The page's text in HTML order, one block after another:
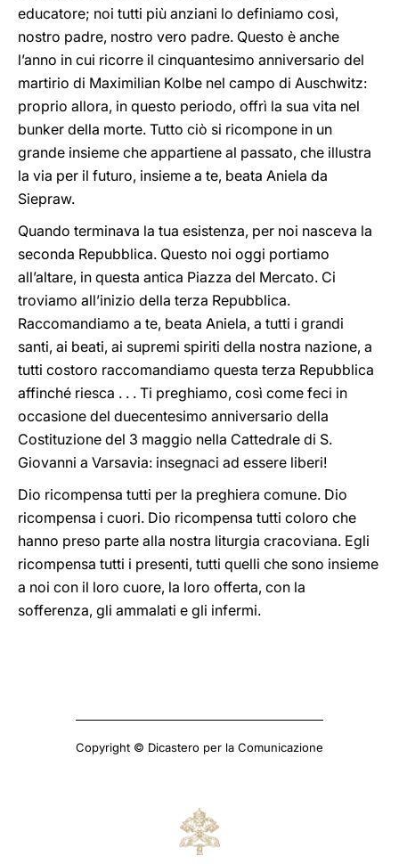
educatore; noi tutti più anziani lo definiamo così,
nostro padre, nostro vero padre. Questo è anche
l’anno in cui ricorre il cinquantesimo anniversario del
martirio di Maximilian Kolbe nel campo di Auschwitz:
proprio allora, in questo periodo, offrì la sua vita nel
bunker della morte. Tutto ciò si ricompone in un
grande insieme che appartiene al passato, che illustra
la via per il futuro, insieme a te, beata Aniela da
Siepraw.
Quando terminava la tua esistenza, per noi nasceva la
seconda Repubblica. Questo noi oggi portiamo
all’altare, in questa antica Piazza del Mercato. Ci
troviamo all’inizio della terza Repubblica.
Raccomandiamo a te, beata Aniela, a tutti i grandi
santi, ai beati, ai supremi spiriti della nostra nazione, a
tutti costoro raccomandiamo questa terza Repubblica
affinché riesca . . . Ti preghiamo, così come feci in
occasione del duecentesimo anniversario della
Costituzione del 3 maggio nella Cattedrale di S.
Giovanni a Varsavia: insegnaci ad essere liberi!
Dio ricompensa tutti per la preghiera comune. Dio
ricompensa i cuori. Dio ricompensa tutti coloro che
hanno preso parte alla nostra liturgia cracoviana. Egli
ricompensa tutti i presenti, tutti quelli che sono insieme
a noi con il loro cuore, la loro offerta, con la
sofferenza, gli ammalati e gli infermi.
Copyright © Dicastero per la Comunicazione